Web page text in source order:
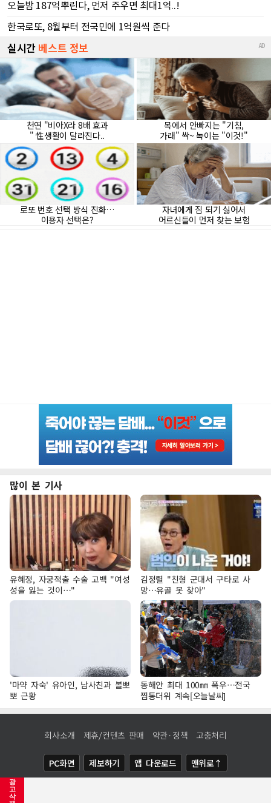
광
고
삭
많이 본 기사
유혜정, 자궁적출 수술 고백 "여성
성을 잃는 것이…"
김정렬 "친형 군대서 구타로 사
망…유골 못 찾아"
'마약 자숙' 유아인, 남사친과 볼뽀
뽀 근황
동해안 최대 100㎜ 폭우…전국
찜통더위 계속[오늘날씨]
회사소개 제휴/컨텐츠 판매 약관·정책 고충처리
PC화면 제보하기 앱 다운로드 맨위로↑